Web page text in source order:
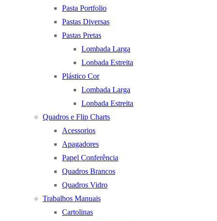
Pasta Portfolio
Pastas Diversas
Pastas Pretas
Lombada Larga
Lonbada Estreita
Plástico Cor
Lombada Larga
Lonbada Estreita
Quadros e Flip Charts
Acessorios
Apagadores
Papel Conferência
Quadros Brancos
Quadros Vidro
Trabalhos Manuais
Cartolinas